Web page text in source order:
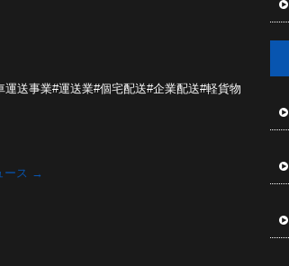
送事業#運送業#個宅配送#企業配送#軽貨物
ース →